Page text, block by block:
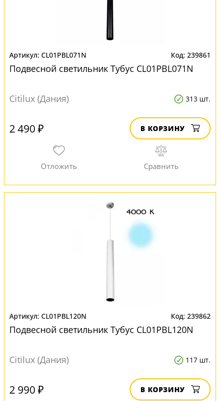
CL01PBL071N 239861
Подвесной светильник Тубус CL01PBL071N
Citilux (Дания) 313 шт.
2 490 ₽ В КОРЗИНУ
CL01PBL120N 239862
Подвесной светильник Тубус CL01PBL120N
Citilux (Дания) 117 шт.
2 990 ₽ В КОРЗИНУ